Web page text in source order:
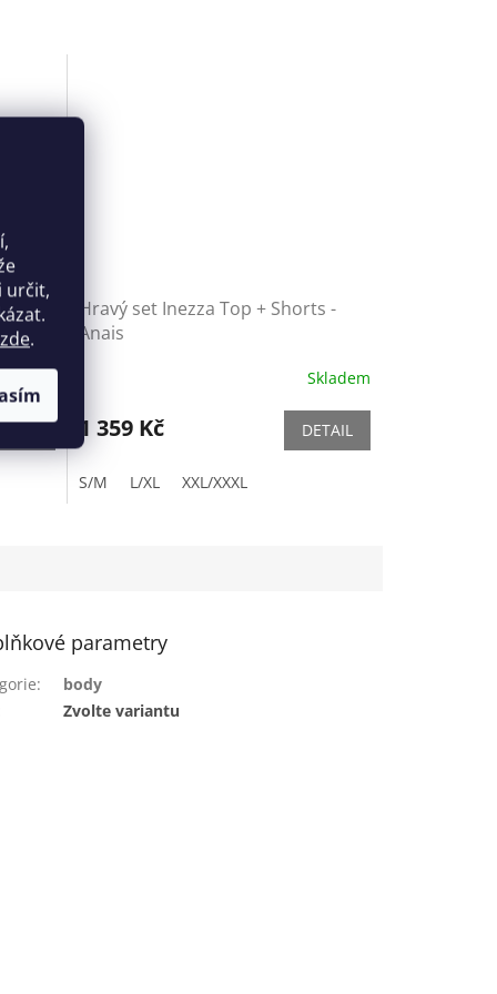
určit,
zde.
Hravý set Inezza Top + Shorts -
Anais
Skladem
1 359 Kč DETAIL
S/M L/XL XXL/XXXL
parametry
:
body
Zvolte variantu